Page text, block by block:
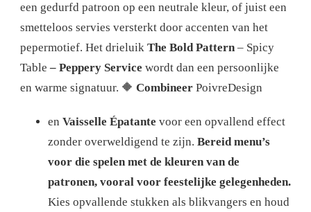
een gedurfd patroon op een neutrale kleur, of juist een
smetteloos servies versterkt door accenten van het
pepermotief. Het drieluik The Bold Pattern– Spicy
Table – Peppery Service wordt dan een persoonlijke
en warme signatuur. 🔶 Combineer PoivreDesign
en Vaisselle Épatante voor een opvallend effect
zonder overweldigend te zijn. Bereid menu’s
voor die spelen met de kleuren van de
patronen, vooral voor feestelijke gelegenheden.
Kies opvallende stukken als blikvangers en houd